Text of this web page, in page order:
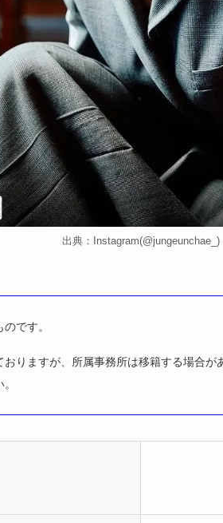
出典：Instagram(@jungeunchae_)
です。
りますが、所属事務所は移籍する場合